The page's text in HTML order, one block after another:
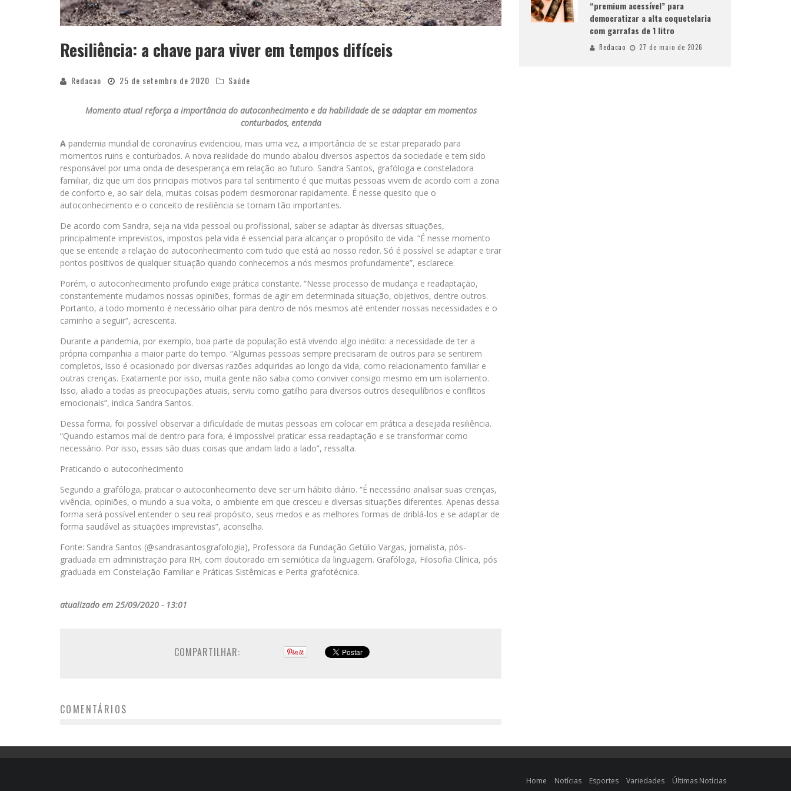
Resiliência: a chave para viver em tempos difíceis
Redacao 25 de setembro de 2020 Saúde
Momento atual reforça a importância do autoconhecimento e da habilidade de se adaptar em momentos
conturbados, entenda
A pandemia mundial de coronavírus evidenciou, mais uma vez, a importância de se estar preparado para
momentos ruins e conturbados. A nova realidade do mundo abalou diversos aspectos da sociedade e tem sido
responsável por uma onda de desesperança em relação ao futuro. Sandra Santos, grafóloga e consteladora
familiar, diz que um dos principais motivos para tal sentimento é que muitas pessoas vivem de acordo com a zona
de conforto e, ao sair dela, muitas coisas podem desmoronar rapidamente. É nesse quesito que o
autoconhecimento e o conceito de resiliência se tornam tão importantes.
De acordo com Sandra, seja na vida pessoal ou profissional, saber se adaptar às diversas situações,
principalmente imprevistos, impostos pela vida é essencial para alcançar o propósito de vida. “É nesse momento
que se entende a relação do autoconhecimento com tudo que está ao nosso redor. Só é possível se adaptar e tirar
pontos positivos de qualquer situação quando conhecemos a nós mesmos profundamente”, esclarece.
Porém, o autoconhecimento profundo exige prática constante. “Nesse processo de mudança e readaptação,
constantemente mudamos nossas opiniões, formas de agir em determinada situação, objetivos, dentre outros.
Portanto, a todo momento é necessário olhar para dentro de nós mesmos até entender nossas necessidades e o
caminho a seguir”, acrescenta.
Durante a pandemia, por exemplo, boa parte da população está vivendo algo inédito: a necessidade de ter a
própria companhia a maior parte do tempo. “Algumas pessoas sempre precisaram de outros para se sentirem
completos, isso é ocasionado por diversas razões adquiridas ao longo da vida, como relacionamento familiar e
outras crenças. Exatamente por isso, muita gente não sabia como conviver consigo mesmo em um isolamento.
Isso, aliado a todas as preocupações atuais, serviu como gatilho para diversos outros desequilíbrios e conflitos
emocionais”, indica Sandra Santos.
Dessa forma, foi possível observar a dificuldade de muitas pessoas em colocar em prática a desejada resiliência.
“Quando estamos mal de dentro para fora, é impossível praticar essa readaptação e se transformar como
necessário. Por isso, essas são duas coisas que andam lado a lado”, ressalta.
Praticando o autoconhecimento
Segundo a grafóloga, praticar o autoconhecimento deve ser um hábito diário. “É necessário analisar suas crenças,
vivência, opiniões, o mundo a sua volta, o ambiente em que cresceu e diversas situações diferentes. Apenas dessa
forma será possível entender o seu real propósito, seus medos e as melhores formas de driblá-los e se adaptar de
forma saudável as situações imprevistas”, aconselha.
Fonte: Sandra Santos (@sandrasantosgrafologia), Professora da Fundação Getúlio Vargas, jornalista, pós-
graduada em administração para RH, com doutorado em semiótica da linguagem. Grafóloga, Filosofia Clínica, pós
graduada em Constelação Familiar e Práticas Sistêmicas e Perita grafotécnica.
atualizado em 25/09/2020 - 13:01
COMPARTILHAR:
COMENTÁRIOS
“premium acessível” para
democratizar a alta coquetelaria
com garrafas de 1 litro
Redacao 27 de maio de 2026
Home Notícias Esportes Variedades Últimas Notícias